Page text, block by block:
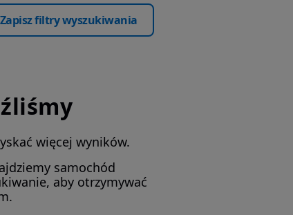
Zapisz filtry wyszukiwania
więcej wyników.
samochód
aby otrzymywać